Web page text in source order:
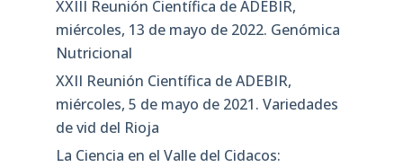
XXIII Reunión Científica de ADEBIR,
miércoles, 13 de mayo de 2022. Genómica
Nutricional
XXII Reunión Científica de ADEBIR,
miércoles, 5 de mayo de 2021. Variedades
de vid del Rioja
La Ciencia en el Valle del Cidacos: